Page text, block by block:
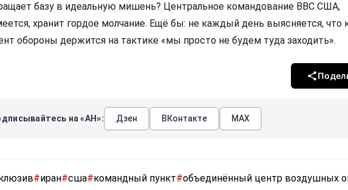
базу в идеальную мишень? Центральное командование ВВС США,
хранит гордое молчание. Ещё бы: не каждый день выясняется, что
обороны держится на тактике «мы просто не будем туда заходить».
на «АН»: Дзен ВКонтакте МАХ
#иран#сша#командный пункт#объединённый центр воздушных